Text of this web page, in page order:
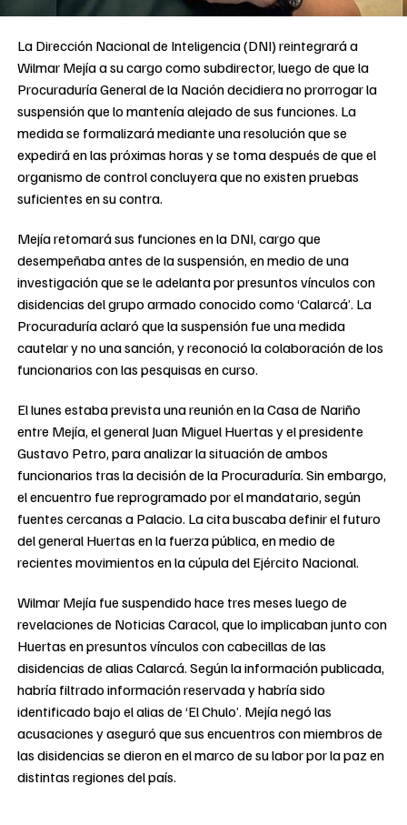
La Dirección Nacional de Inteligencia (DNI) reintegrará a
Wilmar Mejía a su cargo como subdirector, luego de que la
Procuraduría General de la Nación decidiera no prorrogar la
suspensión que lo mantenía alejado de sus funciones. La
medida se formalizará mediante una resolución que se
expedirá en las próximas horas y se toma después de que el
organismo de control concluyera que no existen pruebas
suficientes en su contra.
Mejía retomará sus funciones en la DNI, cargo que
desempeñaba antes de la suspensión, en medio de una
investigación que se le adelanta por presuntos vínculos con
disidencias del grupo armado conocido como ‘Calarcá’. La
Procuraduría aclaró que la suspensión fue una medida
cautelar y no una sanción, y reconoció la colaboración de los
funcionarios con las pesquisas en curso.
El lunes estaba prevista una reunión en la Casa de Nariño
entre Mejía, el general Juan Miguel Huertas y el presidente
Gustavo Petro, para analizar la situación de ambos
funcionarios tras la decisión de la Procuraduría. Sin embargo,
el encuentro fue reprogramado por el mandatario, según
fuentes cercanas a Palacio. La cita buscaba definir el futuro
del general Huertas en la fuerza pública, en medio de
recientes movimientos en la cúpula del Ejército Nacional.
Wilmar Mejía fue suspendido hace tres meses luego de
revelaciones de Noticias Caracol, que lo implicaban junto con
Huertas en presuntos vínculos con cabecillas de las
disidencias de alias Calarcá. Según la información publicada,
habría filtrado información reservada y habría sido
identificado bajo el alias de ‘El Chulo’. Mejía negó las
acusaciones y aseguró que sus encuentros con miembros de
las disidencias se dieron en el marco de su labor por la paz en
distintas regiones del país.